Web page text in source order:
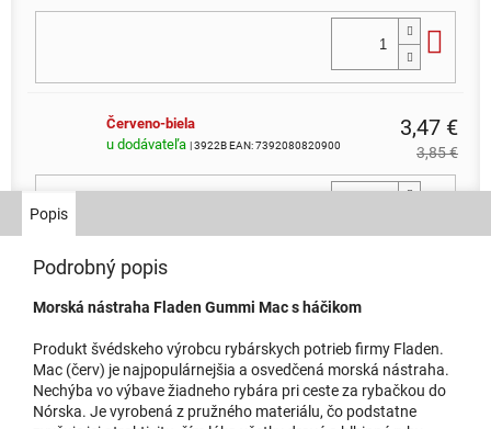
Červeno-biela
u dodávateľa | 3922BEAN:7392080820900
3,47 €
3,85 €
Fluo zelená
skladom| 3922D
7392080816903
Môžeme doručiť do: 11.8.2026
Popis
Podrobný popis
Morská nástraha Fladen Gummi Mac s háčikom
Produkt švédskeho výrobcu rybárskych potrieb firmy Fladen.
Mac (červ) je najpopulárnejšia a osvedčená morská nástraha.
Nechýba vo výbave žiadneho rybára pri ceste za rybačkou do
Nórska. Je vyrobená z pružného materiálu, čo podstatne